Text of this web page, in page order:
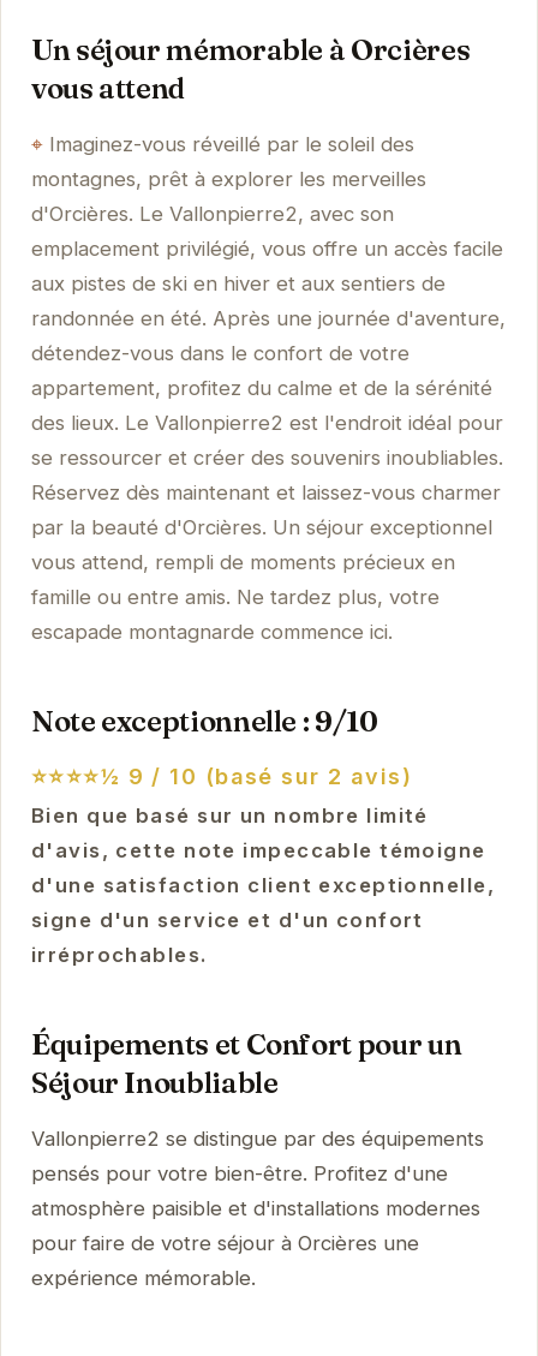
Un séjour mémorable à Orcières
vous attend
Imaginez-vous réveillé par le soleil des
montagnes, prêt à explorer les merveilles
d'Orcières. Le Vallonpierre2, avec son
emplacement privilégié, vous offre un accès facile
aux pistes de ski en hiver et aux sentiers de
randonnée en été. Après une journée d'aventure,
détendez-vous dans le confort de votre
appartement, profitez du calme et de la sérénité
des lieux. Le Vallonpierre2 est l'endroit idéal pour
se ressourcer et créer des souvenirs inoubliables.
Réservez dès maintenant et laissez-vous charmer
par la beauté d'Orcières. Un séjour exceptionnel
vous attend, rempli de moments précieux en
famille ou entre amis. Ne tardez plus, votre
escapade montagnarde commence ici.
Note exceptionnelle : 9/10
⭐⭐⭐⭐½ 9 / 10 (basé sur 2 avis)
Bien que basé sur un nombre limité
d'avis, cette note impeccable témoigne
d'une satisfaction client exceptionnelle,
signe d'un service et d'un confort
irréprochables.
Équipements et Confort pour un
Séjour Inoubliable
Vallonpierre2 se distingue par des équipements
pensés pour votre bien-être. Profitez d'une
atmosphère paisible et d'installations modernes
pour faire de votre séjour à Orcières une
expérience mémorable.